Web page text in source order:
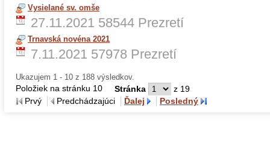
Vysielané sv. omše
27.11.2021 58544 Prezretí
Trnavská novéna 2021
7.11.2021 57978 Prezretí
Ukazujem 1 - 10 z 188 výsledkov.
Položiek na stránku 10
Stránka
z 19
Prvý
Predchádzajúci Ďalej Posledný